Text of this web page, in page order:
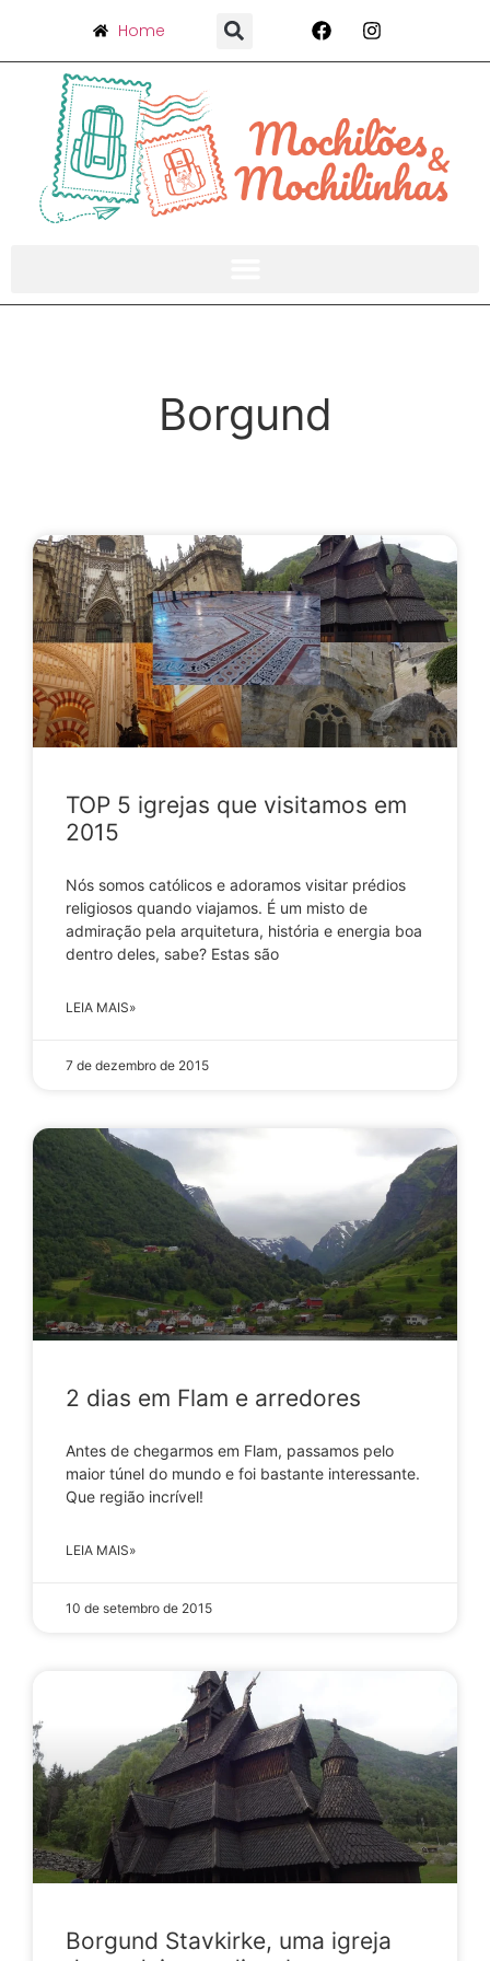
Home
Borgund
TOP 5 igrejas que visitamos em
2015
Nós somos católicos e adoramos visitar prédios
religiosos quando viajamos. É um misto de
admiração pela arquitetura, história e energia boa
dentro deles, sabe? Estas são
LEIA MAIS»
7 de dezembro de 2015
2 dias em Flam e arredores
Antes de chegarmos em Flam, passamos pelo
maior túnel do mundo e foi bastante interessante.
Que região incrível!
LEIA MAIS»
10 de setembro de 2015
Borgund Stavkirke, uma igreja